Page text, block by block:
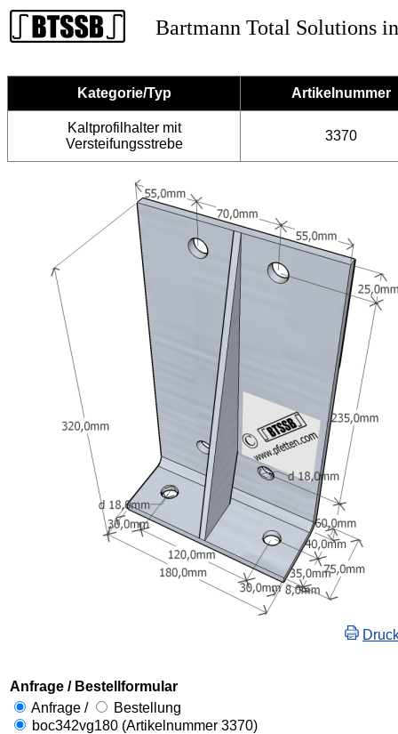
Bartmann Total Solutions
Kategorie/Typ Artikelnummer
Kaltprofilhalter mit
Versteifungsstrebe
3370
Anfrage / Bestellformular
Anfrage /
Bestellung
boc342vg180 (Artikelnummer 3370)